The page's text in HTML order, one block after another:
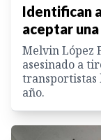
Identifican
aceptar
Melvin López
asesinado a
transportistas
año.